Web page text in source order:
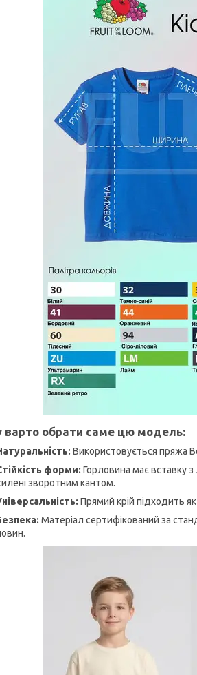
варто обрати саме цю модель:
Використовується пряжа
форми: Горловина має вставку
зворотним кантом.
Прямий крій підходить
Матеріал сертифікований за